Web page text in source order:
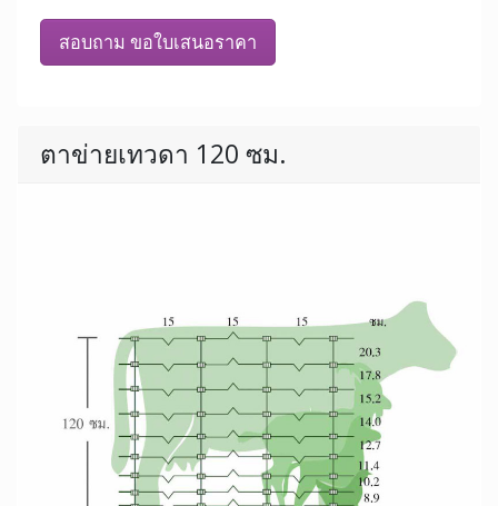
สอบถาม ขอใบเสนอราคา
ตาข่ายเทวดา 120 ซม.